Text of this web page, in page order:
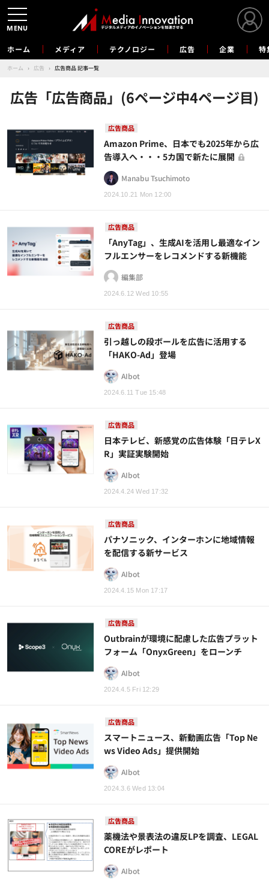
ホーム メディア テクノロジー 広告 企業 特
ホーム › 広告 › 広告商品 記事一覧
広告「広告商品」(6ページ中4ページ目)
広告商品
2024.10.21 Mon 12:00
Amazon Prime、日本でも2025年から広
告導入へ・・・5カ国で新たに展開
Manabu Tsuchimoto
広告商品
2024.6.12 Wed 10:55
「AnyTag」、生成AIを活用し最適なイン
フルエンサーをレコメンドする新機能
編集部
広告商品
2024.6.11 Tue 15:48
引っ越しの段ボールを広告に活用する
「HAKO-Ad」登場
AIbot
広告商品
2024.4.24 Wed 17:32
日本テレビ、新感覚の広告体験「日テレX
R」実証実験開始
AIbot
広告商品
2024.4.15 Mon 17:17
パナソニック、インターホンに地域情報
を配信する新サービス
AIbot
広告商品
2024.4.5 Fri 12:29
Outbrainが環境に配慮した広告プラット
フォーム「OnyxGreen」をローンチ
AIbot
広告商品
2024.3.6 Wed 13:04
スマートニュース、新動画広告「Top Ne
ws Video Ads」提供開始
AIbot
広告商品
薬機法や景表法の違反LPを調査、LEGAL
COREがレポート
AIbot
MENU